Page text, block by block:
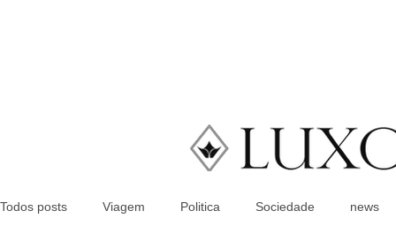
Todos posts Viagem Politica Sociedade news